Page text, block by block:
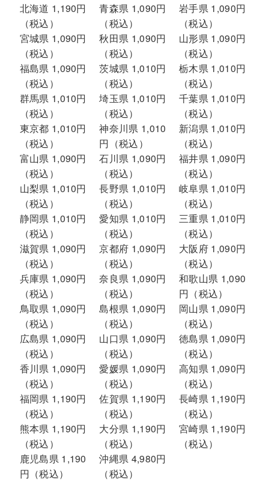
北海道 1,190円
（税込）
青森県 1,090円
（税込）
岩手県 1,090円
（税込）
宮城県 1,090円
（税込）
秋田県 1,090円
（税込）
山形県 1,090円
（税込）
福島県 1,090円
（税込）
茨城県 1,010円
（税込）
栃木県 1,010円
（税込）
群馬県 1,010円
（税込）
埼玉県 1,010円
（税込）
千葉県 1,010円
（税込）
東京都 1,010円
（税込）
神奈川県 1,010
円（税込）
新潟県 1,010円
（税込）
富山県 1,090円
（税込）
石川県 1,090円
（税込）
福井県 1,090円
（税込）
山梨県 1,010円
（税込）
長野県 1,010円
（税込）
岐阜県 1,010円
（税込）
静岡県 1,010円
（税込）
愛知県 1,010円
（税込）
三重県 1,010円
（税込）
滋賀県 1,090円
（税込）
京都府 1,090円
（税込）
大阪府 1,090円
（税込）
兵庫県 1,090円
（税込）
奈良県 1,090円
（税込）
和歌山県 1,090
円（税込）
鳥取県 1,090円
（税込）
島根県 1,090円
（税込）
岡山県 1,090円
（税込）
広島県 1,090円
（税込）
山口県 1,090円
（税込）
徳島県 1,090円
（税込）
香川県 1,090円
（税込）
愛媛県 1,090円
（税込）
高知県 1,090円
（税込）
福岡県 1,190円
（税込）
佐賀県 1,190円
（税込）
長崎県 1,190円
（税込）
熊本県 1,190円
（税込）
大分県 1,190円
（税込）
宮崎県 1,190円
（税込）
鹿児島県 1,190
円（税込）
沖縄県 4,980円
（税込）